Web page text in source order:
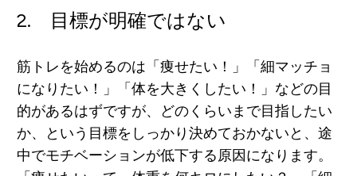
2. 目標が明確ではない
筋トレを始めるのは「痩せたい！」「細マッチョ
になりたい！」「体を大きくしたい！」などの目
的があるはずですが、どのくらいまで目指したい
か、という目標をしっかり決めておかないと、途
中でモチベーションが低下する原因になります。